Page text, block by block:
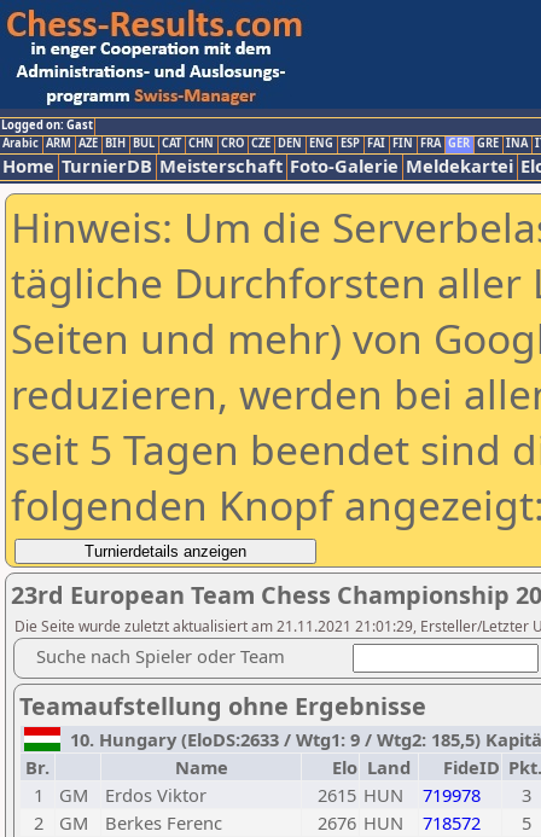
Logged on: Gast
Arabic ARM AZE BIH BUL CAT CHN CRO CZE DEN ENG ESP FAI FIN FRA GER GRE INA
Home TurnierDB Meisterschaft Foto-Galerie Meldekartei
Hinweis: Um die
tägliche Durchforsten aller
Seiten und mehr) von
reduzieren, werden bei
seit 5 Tagen beendet sind
folgenden Knopf
23rd European Team Chess Championship
Die Seite wurde zuletzt aktualisiert am 21.11.2021 21:01:29, Ersteller/Letzter
Suche nach Spieler oder Team
Teamaufstellung ohne Ergebnisse
10. Hungary (EloDS:2633 / Wtg1: 9 / Wtg2: 185,5)
Br.
Name Elo Land FideID Pkt.
1
GM Erdos Viktor 2615 HUN 719978
3
2
GM Berkes Ferenc 2676 HUN 718572
5